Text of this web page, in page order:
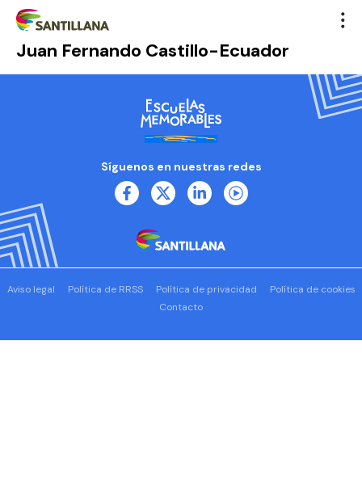
Juan Fernando Castillo-Ecuador
Síguenos en nuestras redes
Aviso legal Política de RRSS Política de privacidad
Política de cookies
Contacto